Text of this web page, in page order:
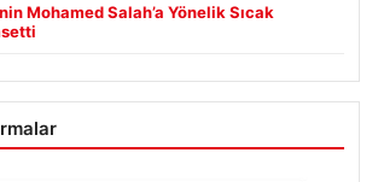
Mohamed Salah’a Yönelik Sıcak